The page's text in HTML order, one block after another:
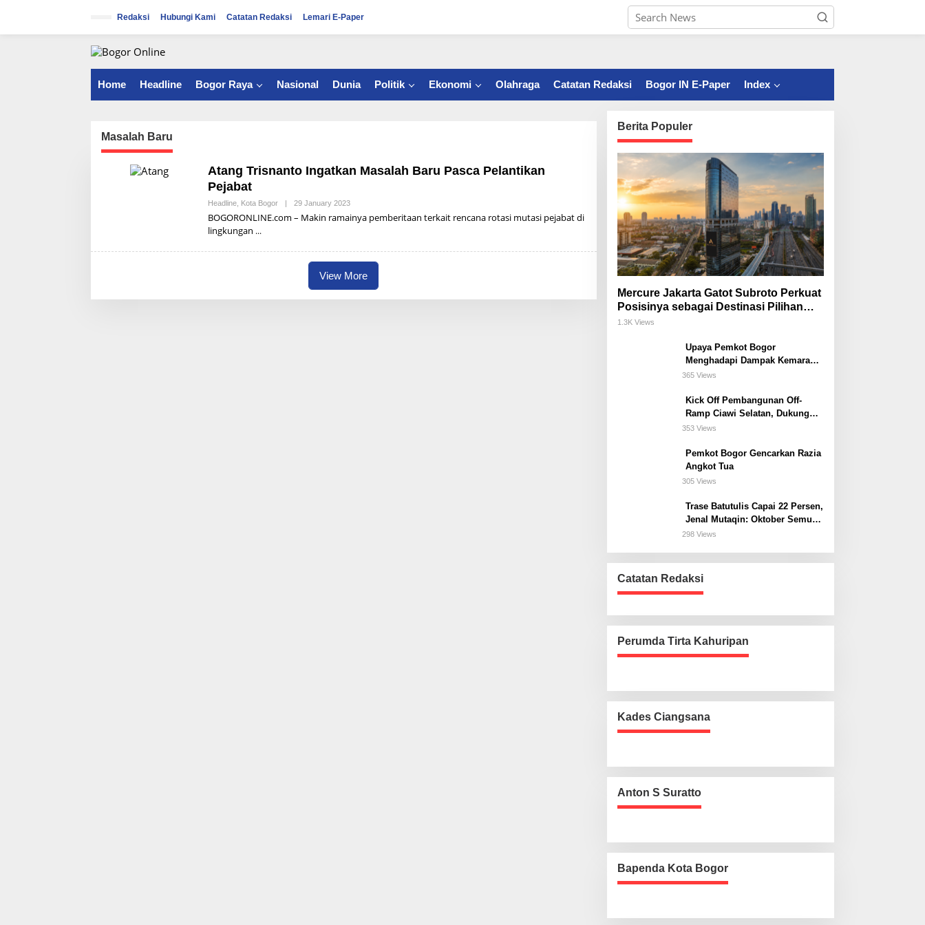
i
Redaksi Hubungi Kami Catatan Redaksi Lemari E-Paper
Home Headline Bogor Raya Nasional Dunia Politik Ekonomi Olahraga Catatan Redaksi Bogor IN E-Paper Index
Masalah Baru
Atang Trisnanto Ingatkan Masalah Baru Pasca Pelantikan
Pejabat
Headline, Kota Bogor 29 January 2023
Y
R
U
N
A
I
BOGORONLINE.com – Makin ramainya pemberitaan terkait rencana rotasi mutasi pejabat di
lingkungan
View More
Berita Populer
Mercure Jakarta Gatot Subroto Perkuat
Posisinya sebagai Destinasi Pilihan
untuk Bisnis, Staycation, Meeting, dan
1.3K Views
Upaya Pemkot Bogor
Menghadapi Dampak Kemarau
Panjang
365 Views
Kick Off Pembangunan Off-
Ramp Ciawi Selatan, Dukung
Konektivitas Antarwilayah di
353 Views
Pemkot Bogor Gencarkan Razia
Angkot Tua
305 Views
Trase Batutulis Capai 22 Persen,
Jenal Mutaqin: Oktober Semua
Harus Beres
298 Views
Catatan Redaksi
Perumda Tirta Kahuripan
Kades Ciangsana
Anton S Suratto
Bapenda Kota Bogor